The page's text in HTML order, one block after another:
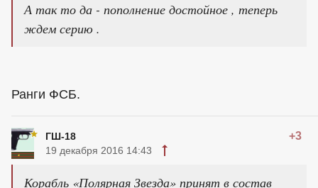
А так то да - пополнение достойное , теперь
ждем серию .
Ранги ФСБ.
ГШ-18 +3
19 декабря 2016 14:43
Корабль «Полярная Звезда» принят в состав